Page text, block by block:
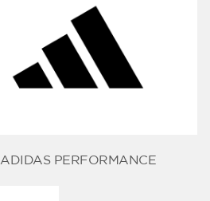
ADIDAS PERFORMANCE